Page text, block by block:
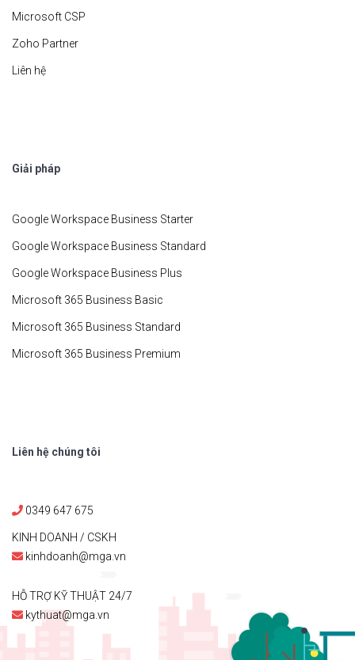
Microsoft CSP
Zoho Partner
Liên hệ
Giải pháp
Google Workspace Business Starter
Google Workspace Business Standard
Google Workspace Business Plus
Microsoft 365 Business Basic
Microsoft 365 Business Standard
Microsoft 365 Business Premium
Liên hệ chúng tôi
0349 647 675
KINH DOANH / CSKH
kinhdoanh@mga.vn
HỖ TRỢ KỸ THUẬT 24/7
kythuat@mga.vn